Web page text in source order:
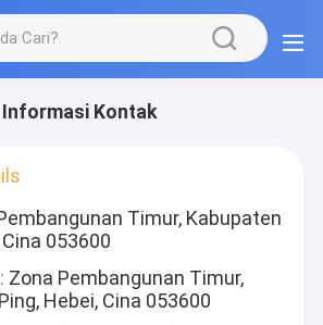
Informasi Kontak
Timur, Kabupaten
053600
Zona Pembangunan Timur,
Hebei, Cina 053600